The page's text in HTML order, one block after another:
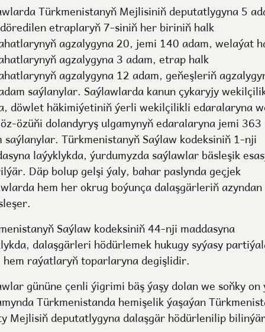
Türkmenistanyň Mejlisiniň deputatlygyna 5
etraplaryň 7-siniň her biriniň halk
agzalygyna 20, jemi 140 adam, welaýat
agzalygyna 3 adam, etrap halk
agzalygyna 12 adam, geňeşleriň
saýlanylar. Saýlawlarda kanun çykaryjy
döwlet häkimiýetiniň ýerli wekilçilikli edaralaryna
özüňi dolandyryş ulgamynyň edaralaryna jemi 363
saýlanylar. Türkmenistanyň Saýlaw kodeksiniň 1-nji
laýyklykda, ýurdumyzda saýlawlar bäsleşik
Däp bolup gelşi ýaly, bahar paslynda geçjek
hem her okrug boýunça dalaşgärleriň
Saýlaw kodeksiniň 44-nji maddasyna
dalaşgärleri hödürlemek hukugy syýasy
hem raýatlaryň toparlaryna degişlidir.
gününe çenli ýigrimi bäş ýaşy dolan we soňky on
Türkmenistanda hemişelik ýaşaýan
Mejlisiň deputatlygyna dalaşgär hödürlenilip